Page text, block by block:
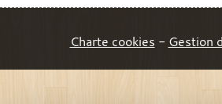
Charte cookies Gestion